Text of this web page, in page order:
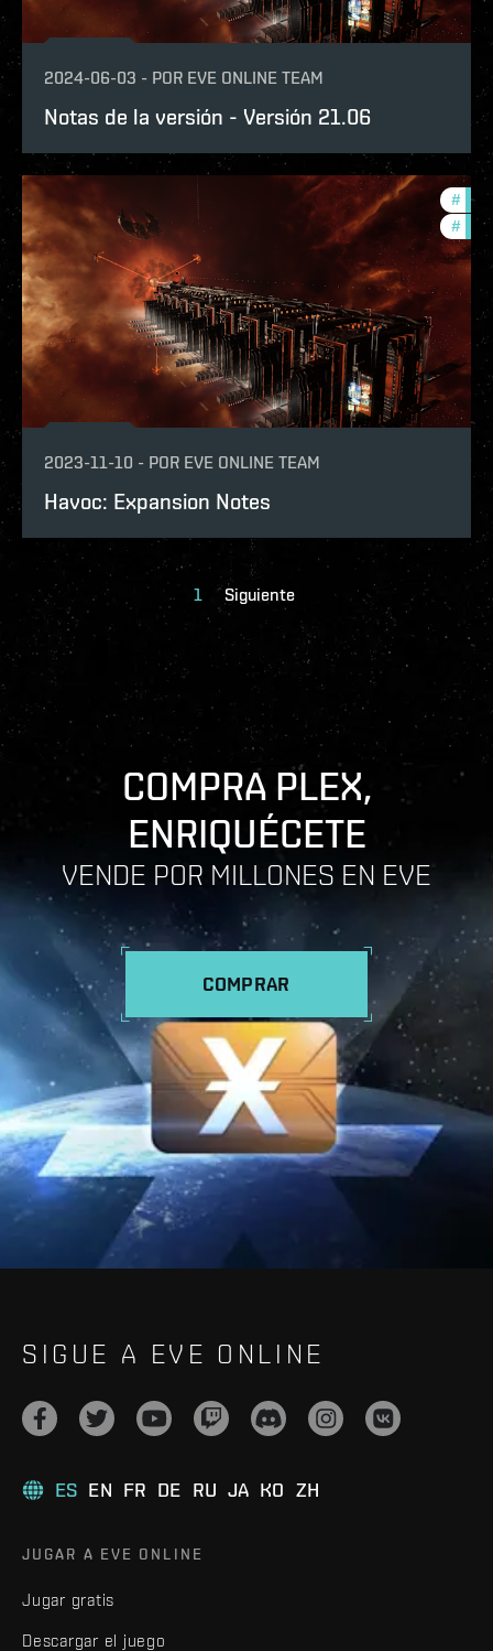
2024-06-03 - POR EVE ONLINE TEAM
Notas de la versión - Versión 21.06
#
#
2023-11-10 - POR EVE ONLINE TEAM
Havoc: Expansion Notes
1 Siguiente
COMPRA PLEX,
ENRIQUÉCETE
VENDE POR MILLONES EN EVE
COMPRAR
SIGUE A EVE ONLINE
ES EN FR DE RU JA KO ZH
JUGAR A EVE ONLINE
Jugar gratis
Descargar el juego